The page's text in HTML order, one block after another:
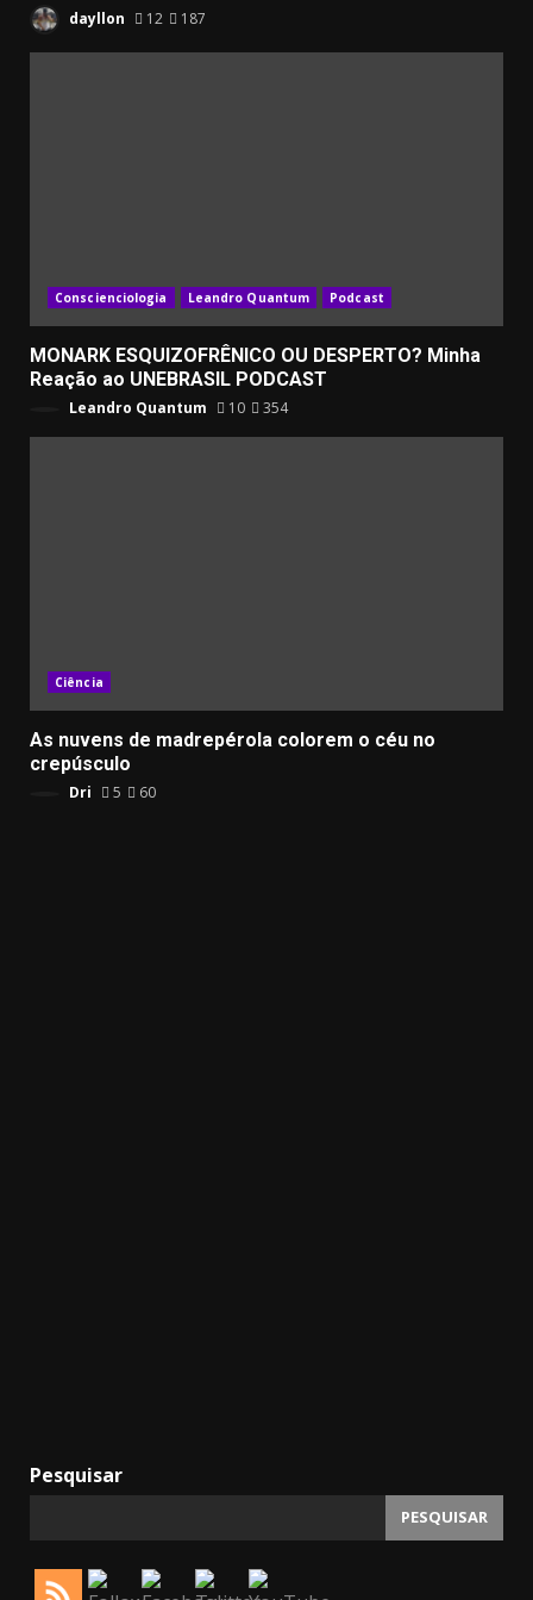
dayllon 12 187
Conscienciologia Leandro Quantum Podcast
MONARK ESQUIZOFRÊNICO OU DESPERTO? Minha
Reação ao UNEBRASIL PODCAST
Leandro Quantum 10 354
Ciência
As nuvens de madrepérola colorem o céu no
crepúsculo
Dri 5 60
Pesquisar
PESQUISAR